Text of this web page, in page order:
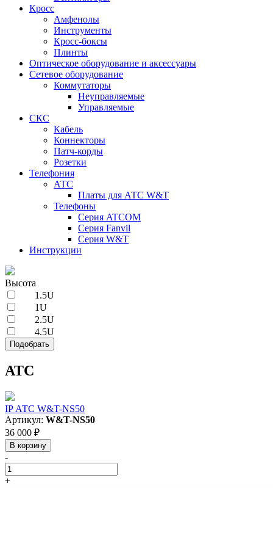
Кросс
Амфенолы
Инструменты
Кросс-боксы
Плинты
Оптическое оборудование и аксессуары
Сетевое оборудование
Коммутаторы
Неуправляемые
Управляемые
СКС
Кабель
Коннекторы
Патч-корды
Розетки
Телефония
АТС
Платы для АТС W&T
Телефоны
Серия ATCOM
Серия Fanvil
Серия W&T
Инструкции
Высота
1.5U
1U
2.5U
4.5U
АТС
IP АТС W&T-NS50
Артикул: W&T-NS50
36 000 ₽
В корзину
-
+